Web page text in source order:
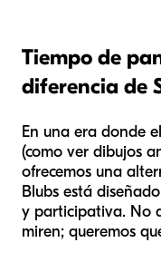
Tiempo de
diferencia de
En una era donde
(como ver dibujos
ofrecemos una
Blubs está
y participativa. No
miren; queremos